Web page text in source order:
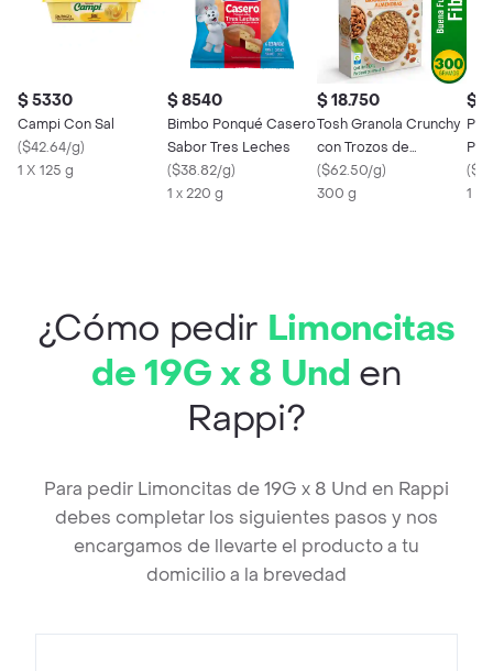
$ 5330
Campi Con Sal
($42.64/g)
1 X 125 g
$ 8540
Bimbo Ponqué Casero
Sabor Tres Leches
($38.82/g)
1 x 220 g
$ 18.750
Tosh Granola Crunchy
con Trozos de
Almendras
($62.50/g)
300 g
$
Pa
(
1 X
¿Cómo pedir Limoncitas
de 19G x 8 Und en
Rappi?
Para pedir Limoncitas de 19G x 8 Und en Rappi
debes completar los siguientes pasos y nos
encargamos de llevarte el producto a tu
domicilio a la brevedad